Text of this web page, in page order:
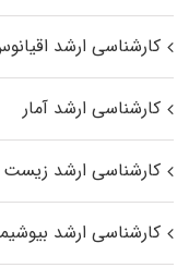
کارشناسی ارشد
کارشناسی ارشد آمار
کارشناسی ارشد
کارشناسی ارشد